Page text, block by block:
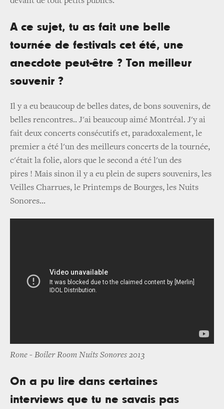
A ce sujet, tu as fait une belle
tournée de festivals cet été, une
anecdote peut-être ? Ton meilleur
souvenir ?
Il y a eu beaucoup de belles dates, de bons souvenirs, de
belles rencontres.. J'ai beaucoup aimé Montréal. J'y ai
fait deux concerts consécutifs et, paradoxalement, le
premier a été l'un des meilleurs concerts de la tournée,
c'était la folie, alors que le second a été l'un des
pires ! Mais sinon il y a eu plein de supers souvenirs, les
Veilles Charrues, le Printemps de Bourges, les Nuits
Sonores...
Rone - Boiler Room Nuits Sonores 2013
On a pu lire dans certaines
interviews que tu ne savais pas